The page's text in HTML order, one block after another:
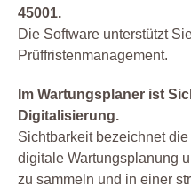
45001.
Die Software unterstützt
Prüffristenmanagement.
Im Wartungsplaner ist
Digitalisierung.
Sichtbarkeit bezeichnet
digitale Wartungsplanung
zu sammeln und in einer